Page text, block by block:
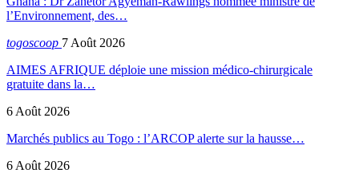
l’Environnement, des…
togoscoop 7 Août 2026
AIMES AFRIQUE déploie une mission médico-chirurgicale
gratuite dans la…
6 Août 2026
Marchés publics au Togo : l’ARCOP alerte sur la hausse…
6 Août 2026